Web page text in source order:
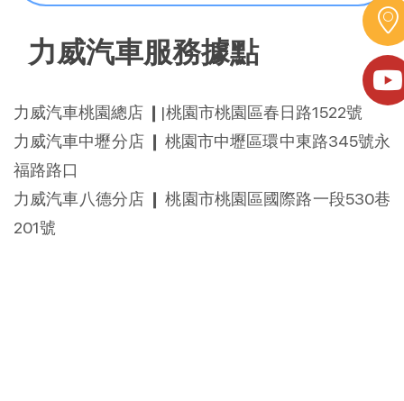
力威汽車服務據點
力威汽車桃園總店 ❙|桃園市桃園區春日路1522號
力威汽車中壢分店 ❙ 桃園市中壢區環中東路345號永
福路路口
力威汽車八德分店 ❙ 桃園市桃園區國際路一段530巷
201號